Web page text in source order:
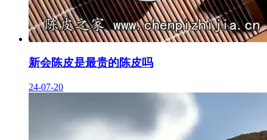
新会陈皮是最贵的陈皮吗
24-07-20